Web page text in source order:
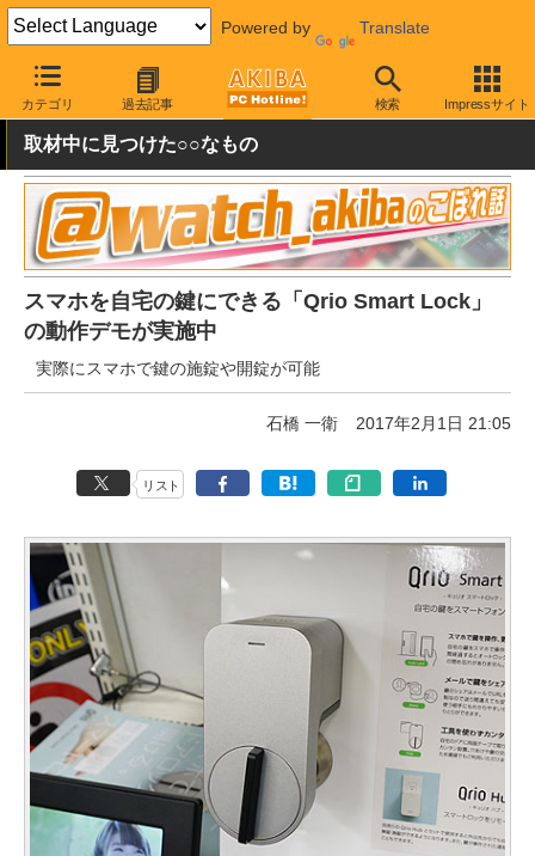
Powered by Translate
カテゴリ 過去記事 検索 Impressサイト
AKIBA PC Hotline! 秋葉原情報 スポット情報 その他
取材中に見つけた○○なもの
スマホを自宅の鍵にできる「Qrio Smart Lock」
の動作デモが実施中
実際にスマホで鍵の施錠や開錠が可能
石橋 一衛 2017年2月1日 21:05
リスト